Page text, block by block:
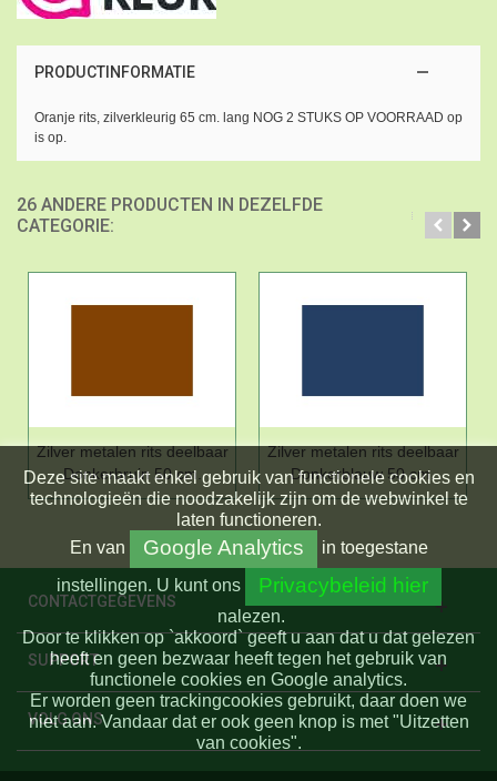
PRODUCTINFORMATIE
Oranje rits, zilverkleurig 65 cm. lang NOG 2 STUKS OP VOORRAAD op
is op.
26 ANDERE PRODUCTEN IN DEZELFDE
CATEGORIE:
Zilver metalen rits deelbaar
Donkerbruin 50 cm.
Zilver metalen rits deelbaar
Donkerblauw 50 cm.
CONTACTGEGEVENS
SUPPORT
VOLG ONS
Deze site maakt enkel gebruik van functionele cookies en
technologieën die noodzakelijk zijn om de webwinkel te
laten functioneren.
En van Google Analytics
in toegestane
instellingen. U kunt ons Privacybeleid hier
nalezen.
Door te klikken op `akkoord` geeft u aan dat u dat gelezen
heeft en geen bezwaar heeft tegen het gebruik van
functionele cookies en Google analytics.
Er worden geen trackingcookies gebruikt, daar doen we
niet aan. Vandaar dat er ook geen knop is met "Uitzetten
van cookies".